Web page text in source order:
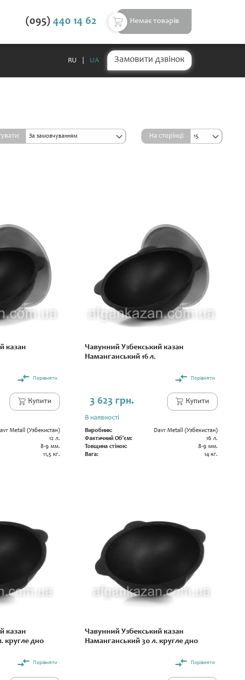
(095) 440 14 62 Немає товарів
Замовити дзвінок
RU UA
За замовчуванням На сторінці: 15
казан
Порівняти
Купити
Metall (Узбекистан)
12 л.
8-9 мм.
11,5 кг.
Чавунний Узбекський казан
Наманганський 16 л.
Порівняти
3 623 грн. Купити
В наявності
Виробник:
Davr Metall (Узбекистан)
Фактичний Об'єм:
16 л.
Товщина стінок:
8-9 мм.
Вага:
14 кг.
казан
кругле дно
Порівняти
Чавунний Узбекський казан
Наманганський 30 л. кругле дно
Порівняти